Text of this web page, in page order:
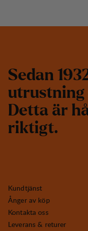
Sedan 193
utrustning
Detta är h
riktigt.
Kundtjänst
Ånger av köp
Kontakta oss
Leverans & returer